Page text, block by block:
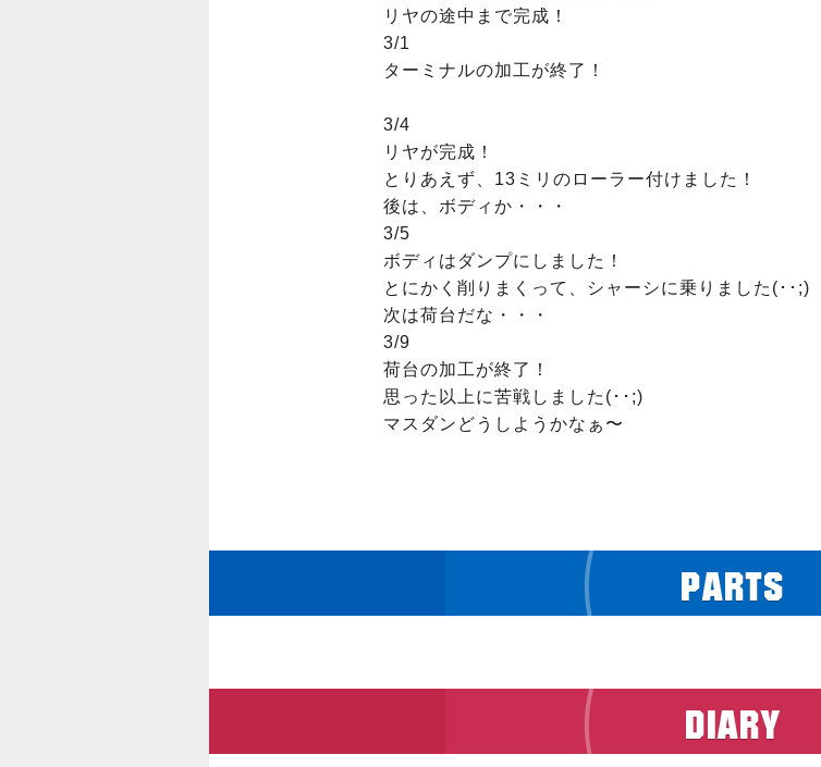
リヤの途中まで完成！
3/1
ターミナルの加工が終了！
3/4
リヤが完成！
とりあえず、13ミリのローラー付けました！
後は、ボディか・・・
3/5
ボディはダンプにしました！
とにかく削りまくって、シャーシに乗りました(･･;)
次は荷台だな・・・
3/9
荷台の加工が終了！
思った以上に苦戦しました(･･;)
マスダンどうしようかなぁ〜